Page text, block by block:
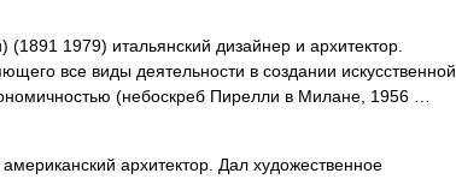
1979) итальянский дизайнер и архитектор.
все виды деятельности в создании искусственной
(небоскреб Пирелли в Милане, 1956 …
архитектор. Дал художественное